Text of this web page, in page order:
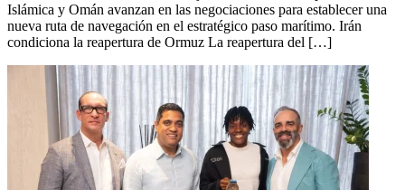
Islámica y Omán avanzan en las negociaciones para establecer una
nueva ruta de navegación en el estratégico paso marítimo. Irán
condiciona la reapertura de Ormuz La reapertura del […]